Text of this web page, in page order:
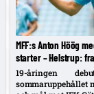
MFF:s Anton Höög
starter – Helstrup:
åtta, kontrakt till
19-åringen
sommaruppehållet